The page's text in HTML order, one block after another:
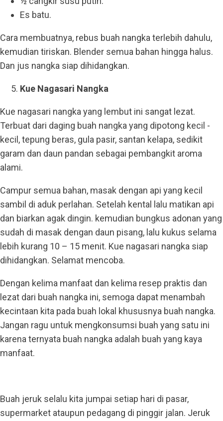
Es batu.
Cara membuatnya, rebus buah nangka terlebih dahulu,
kemudian tiriskan. Blender semua bahan hingga halus.
Dan jus nangka siap dihidangkan.
Kue Nagasari Nangka
Kue nagasari nangka yang lembut ini sangat lezat.
Terbuat dari daging buah nangka yang dipotong kecil -
kecil, tepung beras, gula pasir, santan kelapa, sedikit
garam dan daun pandan sebagai pembangkit aroma
alami.
Campur semua bahan, masak dengan api yang kecil
sambil di aduk perlahan. Setelah kental lalu matikan api
dan biarkan agak dingin. kemudian bungkus adonan yang
sudah di masak dengan daun pisang, lalu kukus selama
lebih kurang 10 – 15 menit. Kue nagasari nangka siap
dihidangkan. Selamat mencoba.
Dengan kelima manfaat dan kelima resep praktis dan
lezat dari buah nangka ini, semoga dapat menambah
kecintaan kita pada buah lokal khususnya buah nangka.
Jangan ragu untuk mengkonsumsi buah yang satu ini
karena ternyata buah nangka adalah buah yang kaya
manfaat.
Buah jeruk selalu kita jumpai setiap hari di pasar,
supermarket ataupun pedagang di pinggir jalan. Jeruk